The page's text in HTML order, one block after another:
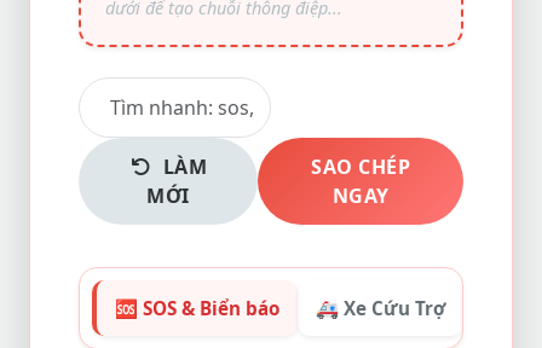
LÀM
MỚI
SAO CHÉP
NGAY
🆘 SOS & Biển báo 🚑 Xe Cứu Trợ